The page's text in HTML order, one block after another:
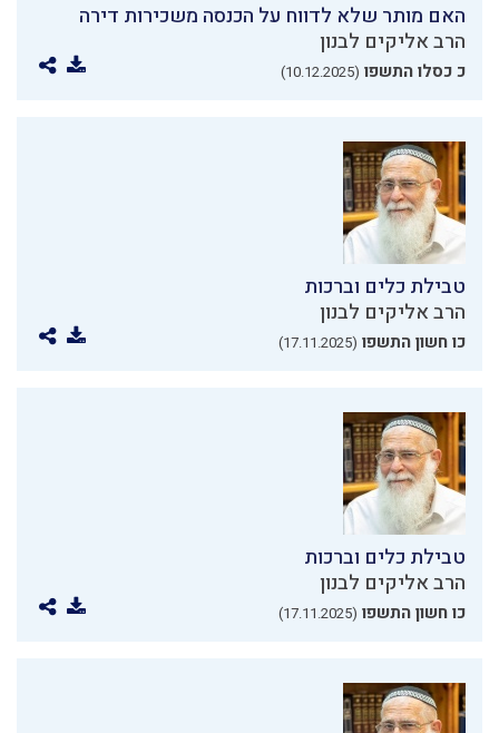
האם מותר שלא לדווח על הכנסה משכירות דירה
הרב אליקים לבנון
כ כסלו התשפו (10.12.2025)
טבילת כלים וברכות
הרב אליקים לבנון
כו חשון התשפו (17.11.2025)
טבילת כלים וברכות
הרב אליקים לבנון
כו חשון התשפו (17.11.2025)